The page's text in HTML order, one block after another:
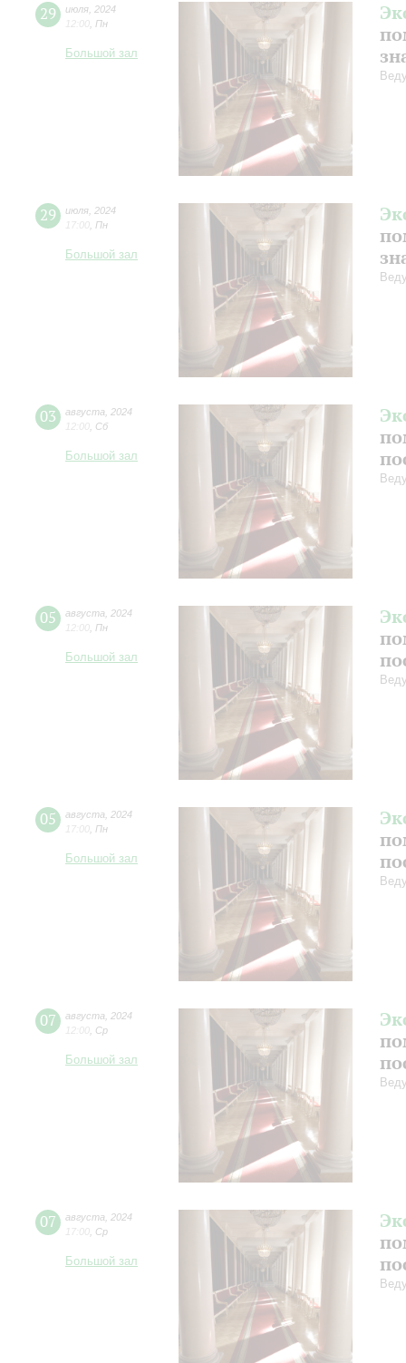
29 июля 2024
12:00 Пн
Большой зал
29 июля 2024
17:00 Пн
Большой зал
03 августа
2024
12:00 Сб
Большой зал
05 августа
2024
12:00 Пн
Большой зал
05 августа
2024
17:00 Пн
Большой зал
07 августа
2024
12:00 Ср
Большой зал
07 августа
2024
17:00 Ср
Большой зал